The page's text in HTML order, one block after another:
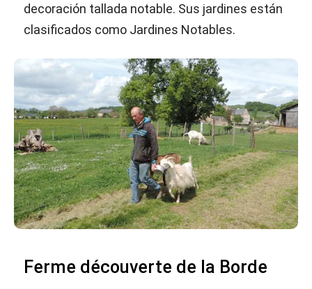
decoración tallada notable. Sus jardines están
clasificados como Jardines Notables.
Ferme découverte de la Borde